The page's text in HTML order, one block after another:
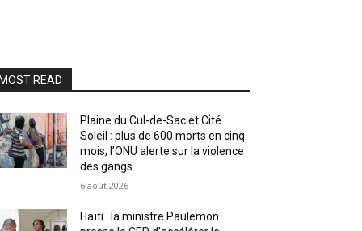
READ
Plaine du Cul-de-Sac et Cité
Soleil : plus de 600 morts en cinq
mois, l’ONU alerte sur la violence
des gangs
6 août 2026
Haïti : la ministre Paulemon